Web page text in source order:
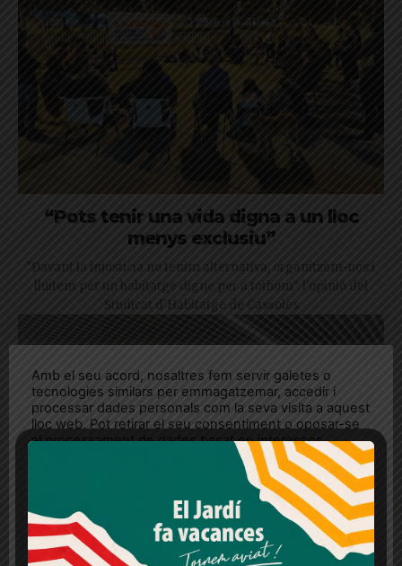
“Pots tenir una vida digna a un lloc
menys exclusiu”
"Davant la injustícia no tenim alternativa, organitzem-nos i
lluitem per un habitatge digne per a tothom": l'opinió del
Sindicat d'Habitatge de Cassoles
Amb el seu acord, nosaltres fem servir galetes o
tecnologies similars per emmagatzemar, accedir i
processar dades personals com la seva visita a aquest
lloc web. Pot retirar el seu consentiment o oposar-se
al processament de dades basat en interessos
legítims en qualsevol moment fent clic a "Ajustos de
cookies" o a la nostra Política de privacitat en aquest
lloc web. Si cliques "acceptar" dones el teu
Més informació Acceptar Rebutjar tot